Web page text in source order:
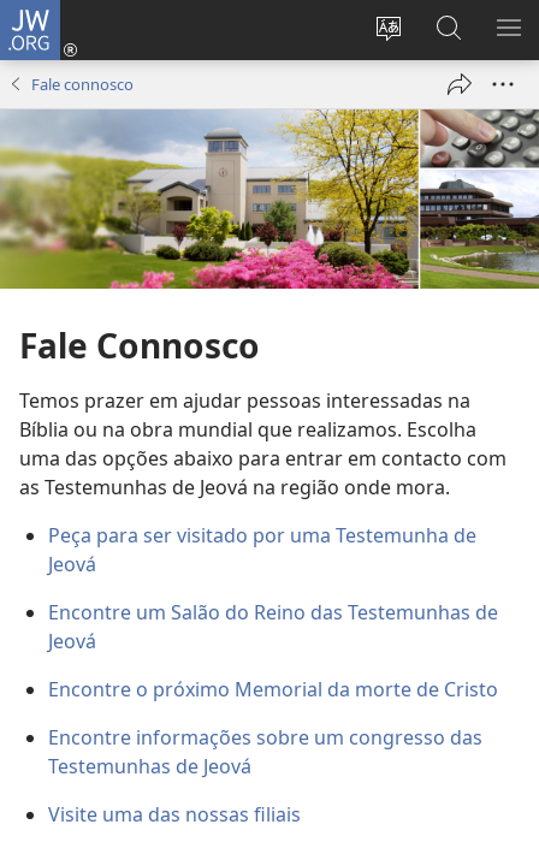
JW.ORG
Alterar
do
site
Entrar
(abre
janela)
Pesquisar
no
Site
JW.ORG
Fale connosco
Fale Connosco
Temos prazer em ajudar pessoas interessadas na
Bíblia ou na obra mundial que realizamos. Escolha
uma das opções abaixo para entrar em contacto com
as Testemunhas de Jeová na região onde mora.
Peça para ser visitado por uma Testemunha de
Jeová
Encontre um Salão do Reino das Testemunhas de
Jeová
Encontre o próximo Memorial da morte de Cristo
Encontre informações sobre um congresso das
Testemunhas de Jeová
Visite uma das nossas filiais